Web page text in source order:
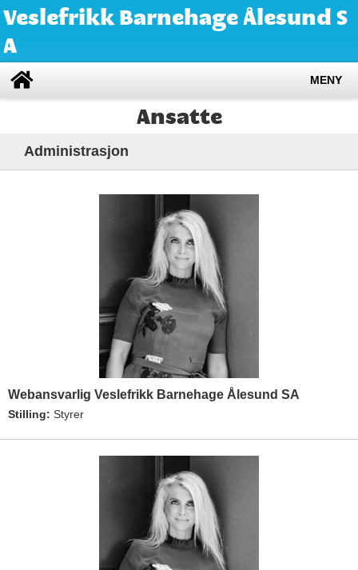
Veslefrikk Barnehage Ålesund S
A
MENY
Ansatte
Administrasjon
Webansvarlig Veslefrikk Barnehage Ålesund SA
Stilling: Styrer